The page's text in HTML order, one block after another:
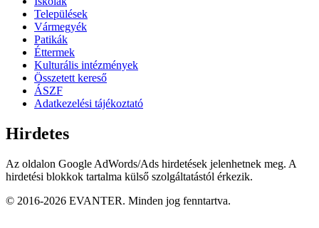
Települések
Vármegyék
Patikák
Éttermek
Kulturális intézmények
Összetett kereső
ÁSZF
Adatkezelési tájékoztató
Hirdetes
Az oldalon Google AdWords/Ads hirdetések jelenhetnek meg. A
hirdetési blokkok tartalma külső szolgáltatástól érkezik.
© 2016-2026 EVANTER. Minden jog fenntartva.